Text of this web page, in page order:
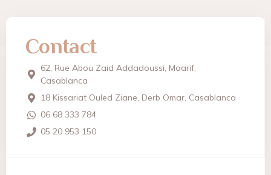
Contact
62, Rue Abou Zaid Addadoussi, Maarif,
Casablanca
18 Kissariat Ouled Ziane, Derb Omar, Casablanca
06 68 333 784
05 20 953 150